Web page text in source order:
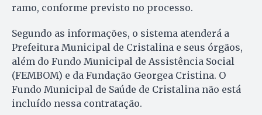
ramo, conforme previsto no processo.
Segundo as informações, o sistema atenderá a
Prefeitura Municipal de Cristalina e seus órgãos,
além do Fundo Municipal de Assistência Social
(FEMBOM) e da Fundação Georgea Cristina. O
Fundo Municipal de Saúde de Cristalina não está
incluído nessa contratação.